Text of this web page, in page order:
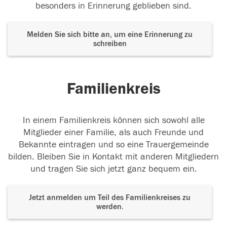
besonders in Erinnerung geblieben sind.
Melden Sie sich bitte an, um eine Erinnerung zu
schreiben
Familienkreis
In einem Familienkreis können sich sowohl alle
Mitglieder einer Familie, als auch Freunde und
Bekannte eintragen und so eine Trauergemeinde
bilden. Bleiben Sie in Kontakt mit anderen Mitgliedern
und tragen Sie sich jetzt ganz bequem ein.
Jetzt anmelden um Teil des Familienkreises zu
werden.